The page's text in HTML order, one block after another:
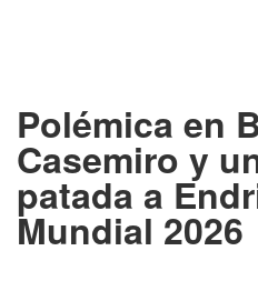
Polémica en
Casemiro y
patada a
Mundial 2026